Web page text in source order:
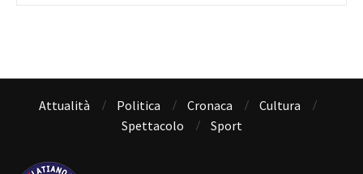
Attualità Politica Cronaca
Cultura
Spettacolo
Sport